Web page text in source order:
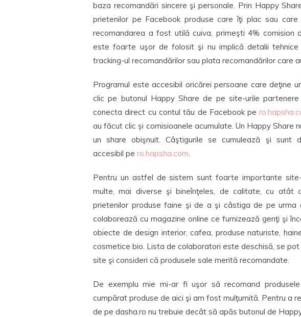
baza recomandări sincere şi personale. Prin Happy
prietenilor pe Facebook produse care îţi plac sau
recomandarea a fost utilă cuiva, primeşti 4% comision
este foarte uşor de folosit şi nu implică detalii
tracking-ul recomandărilor sau plata recomandărilor care
Programul este accesibil oricărei persoane care deţine
clic pe butonul Happy Share de pe site-urile
conecta direct cu contul tău de Facebook pe
au făcut clic și comisioanele acumulate. Un Happy Share
un share obişnuit. Câştigurile se cumulează şi sunt
accesibil pe ro.hapsha.com.
Pentru un astfel de sistem sunt foarte importante
multe, mai diverse şi bineînţeles, de calitate, cu atât
prietenilor produse faine şi de a şi câstiga de pe urma
colaborează cu magazine online ce furnizează genţi şi
obiecte de design interior, cafea, produse naturiste,
cosmetice bio. Lista de colaboratori este deschisă, se
site şi consideri că produsele sale merită recomandate.
De exemplu mie mi-ar fi uşor să recomand
cumpărat produse de aici şi am fost mulţumită. Pentru a
de pe dasha.ro nu trebuie decât să apăs butonul de